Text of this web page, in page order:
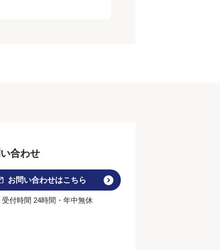
合わせ
お問い合わせはこちら
受付時間 24時間・年中無休